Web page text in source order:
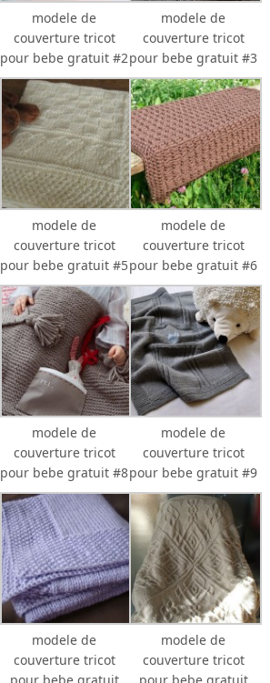
modele de
couverture tricot
pour bebe gratuit #2
modele de
couverture tricot
pour bebe gratuit #3
modele de
couverture tricot
pour bebe gratuit #5
modele de
couverture tricot
pour bebe gratuit #6
modele de
couverture tricot
pour bebe gratuit #8
modele de
couverture tricot
pour bebe gratuit #9
modele de
couverture tricot
pour bebe gratuit
modele de
couverture tricot
pour bebe gratuit